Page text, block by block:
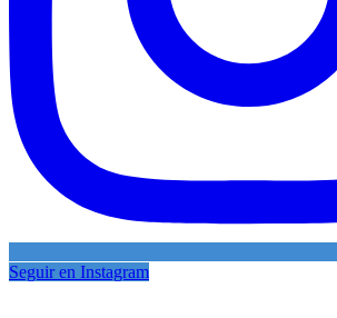
Seguir en Instagram